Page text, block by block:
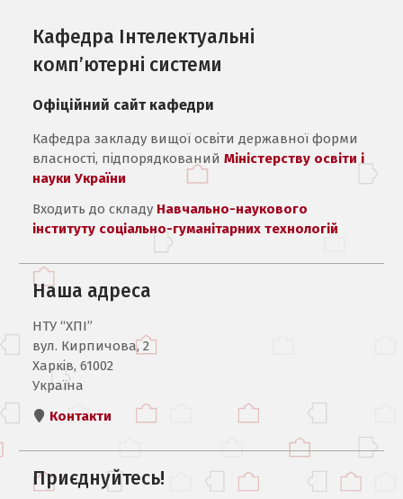
Кафедра Інтелектуальні
комп’ютерні системи
Офіційний сайт кафедри
Кафедра закладу вищої освіти державної форми
власності, підпорядкованийМіністерству освіти і
науки України
Входить до складу Навчально-наукового
інституту соціально-гуманітарних технологій
Наша адреса
НТУ “ХПІ”
вул. Кирпичова, 2
Харків, 61002
Україна
Контакти
Приєднуйтесь!